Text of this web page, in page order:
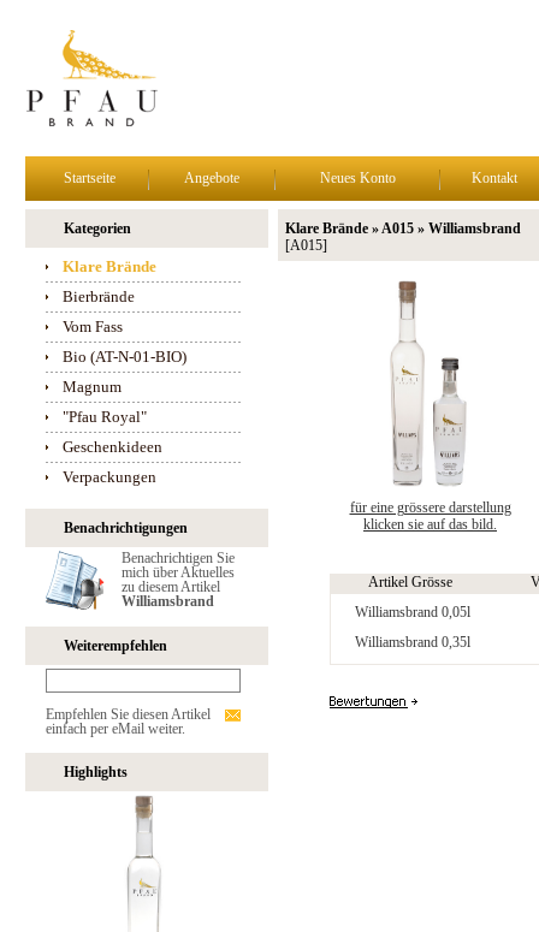
Startseite Angebote Neues Konto Kontakt
Kategorien
Klare Brände
Bierbrände
Vom Fass
Bio (AT-N-01-BIO)
Magnum
"Pfau Royal"
Geschenkideen
Verpackungen
Benachrichtigungen
Benachrichtigen Sie
mich über Aktuelles
zu diesem Artikel
Williamsbrand
Weiterempfehlen
Empfehlen Sie diesen Artikel
einfach per eMail weiter.
Highlights
Klare Brände » A015 » Williamsbrand
[A015]
für eine grössere darstellung
klicken sie auf das bild.
Artikel Grösse
Williamsbrand 0,05l
Williamsbrand 0,35l